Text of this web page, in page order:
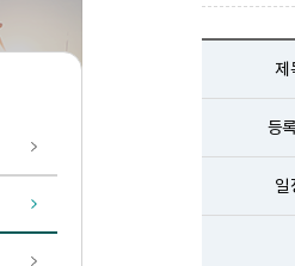
제
등
일